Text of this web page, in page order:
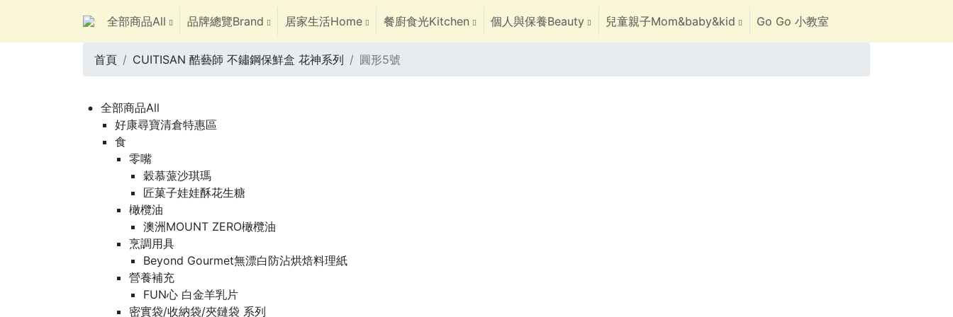
全部商品All 品牌總覽Brand 居家生活Home 餐廚食光Kitchen 個人與保養Beauty 兒童親子Mom&baby&kid Go Go 小教室
首頁 CUITISAN 酷藝師 不鏽鋼保鮮盒 花神系列 圓形5號
全部商品All
好康尋寶清倉特惠區
食
零嘴
穀慕蒎沙琪瑪
匠菓子娃娃酥花生糖
橄欖油
澳洲MOUNT ZERO橄欖油
烹調用具
Beyond Gourmet無漂白防沾烘焙料理紙
營養補充
FUN心 白金羊乳片
密實袋/收納袋/夾鏈袋 系列